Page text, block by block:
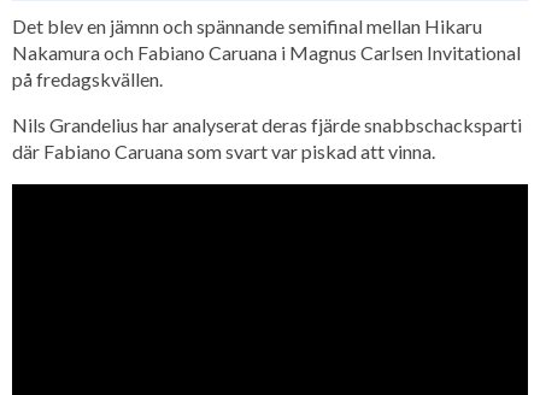
Det blev en jämnn och spännande semifinal mellan Hikaru
Nakamura och Fabiano Caruana i Magnus Carlsen Invitational
på fredagskvällen.
Nils Grandelius har analyserat deras fjärde snabbschacksparti
där Fabiano Caruana som svart var piskad att vinna.